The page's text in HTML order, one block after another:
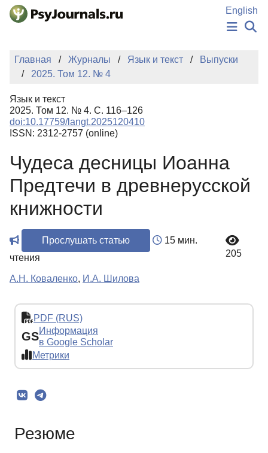
Перейти к основному содержанию
English
НОВОСТИ
БАЗА ЗНАНИЙ
КЛЮЧЕВЫЕ СЛОВА
Регистрация
Главная Журналы Язык и текст
Выпуски
2025. Том 12. № 4
Язык и текст
2025. Том 12. № 4. С. 116–126
doi:10.17759/langt.2025120410
ISSN: 2312-2757 (online)
Чудеса десницы Иоанна
Предтечи в древнерусской
книжности
Прослушать статью
15 мин.
чтения
205
А.Н. Коваленко, И.А. Шилова
PDF (RUS)
GSИнформация
в Google Scholar
Метрики
Резюме